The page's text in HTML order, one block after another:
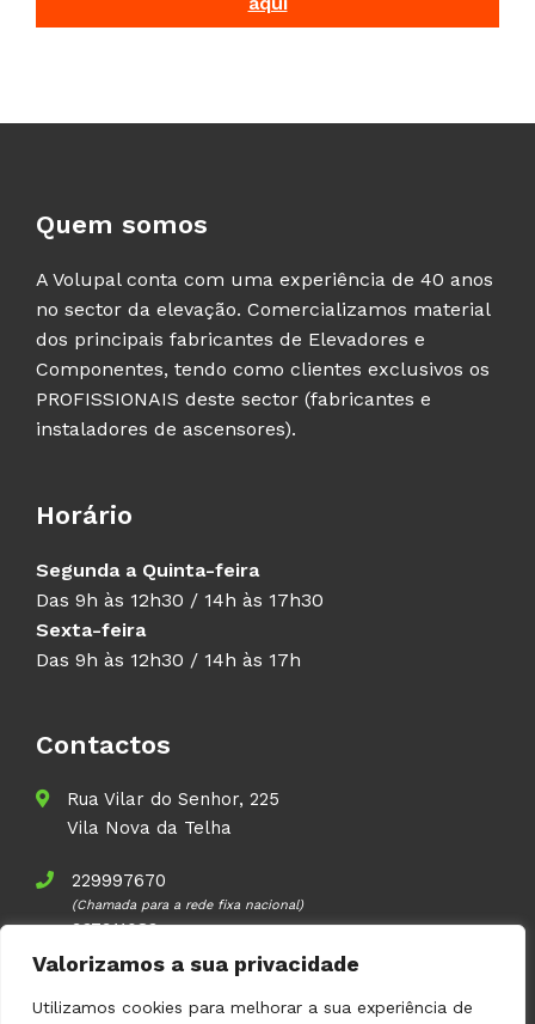
Valorizamos a sua privacidade
Utilizamos cookies para melhorar a sua experiência de
Quem somos
A Volupal conta com uma experiência de 40 anos
no sector da elevação. Comercializamos material
dos principais fabricantes de Elevadores e
Componentes, tendo como clientes exclusivos os
PROFISSIONAIS deste sector (fabricantes e
instaladores de ascensores).
Horário
Segunda a Quinta-feira
Das 9h às 12h30 / 14h às 17h30
Sexta-feira
Das 9h às 12h30 / 14h às 17h
Contactos
Rua Vilar do Senhor, 225
Vila Nova da Telha
229997670
(Chamada para a rede fixa nacional)
937911083
(Chamada para a rede móvel nacional)
geral@volupal.pt